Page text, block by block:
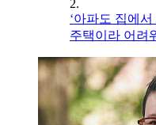
2.
‘아파도 집에
주택이라 어려